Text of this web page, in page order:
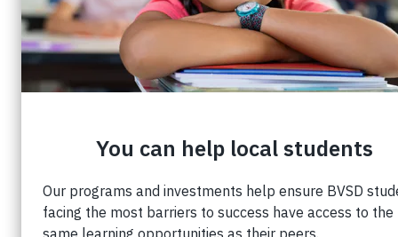
A medida que se acerca el final de 2025, su
generosidad puede tener un impacto
significativo en los estudiantes de todo Boulder
Valley y, con una planificación cuidadosa, su
donación también puede ser fiscalmente
fiscales por donaciones benéficas en 2026,
algunas de las cuales se resumen brevemente a
continuación. Le recomendamos que consulte
con un asesor fiscal para comprender mejor su
situación particular.